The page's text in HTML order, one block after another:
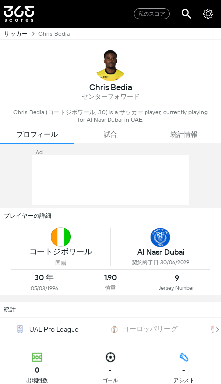
私のスコア
サッカー Chris Bedia
Chris Bedia
センターフォワード
Chris Bedia (コートジボワール, 30) is a サッカー player, currently playing
for Al Nasr Dubai in UAE.
プロフィール 試合 統計情報
Ad
プレイヤーの詳細
コートジボワール
国籍
Al Nasr Dubai
契約終了日 30/06/2029
30 年
05/03/1996
1.90
慎重
9
Jersey Number
統計
UAE Pro League ヨーロッパリーグ
0
出場回数
-
ゴール
-
アシスト